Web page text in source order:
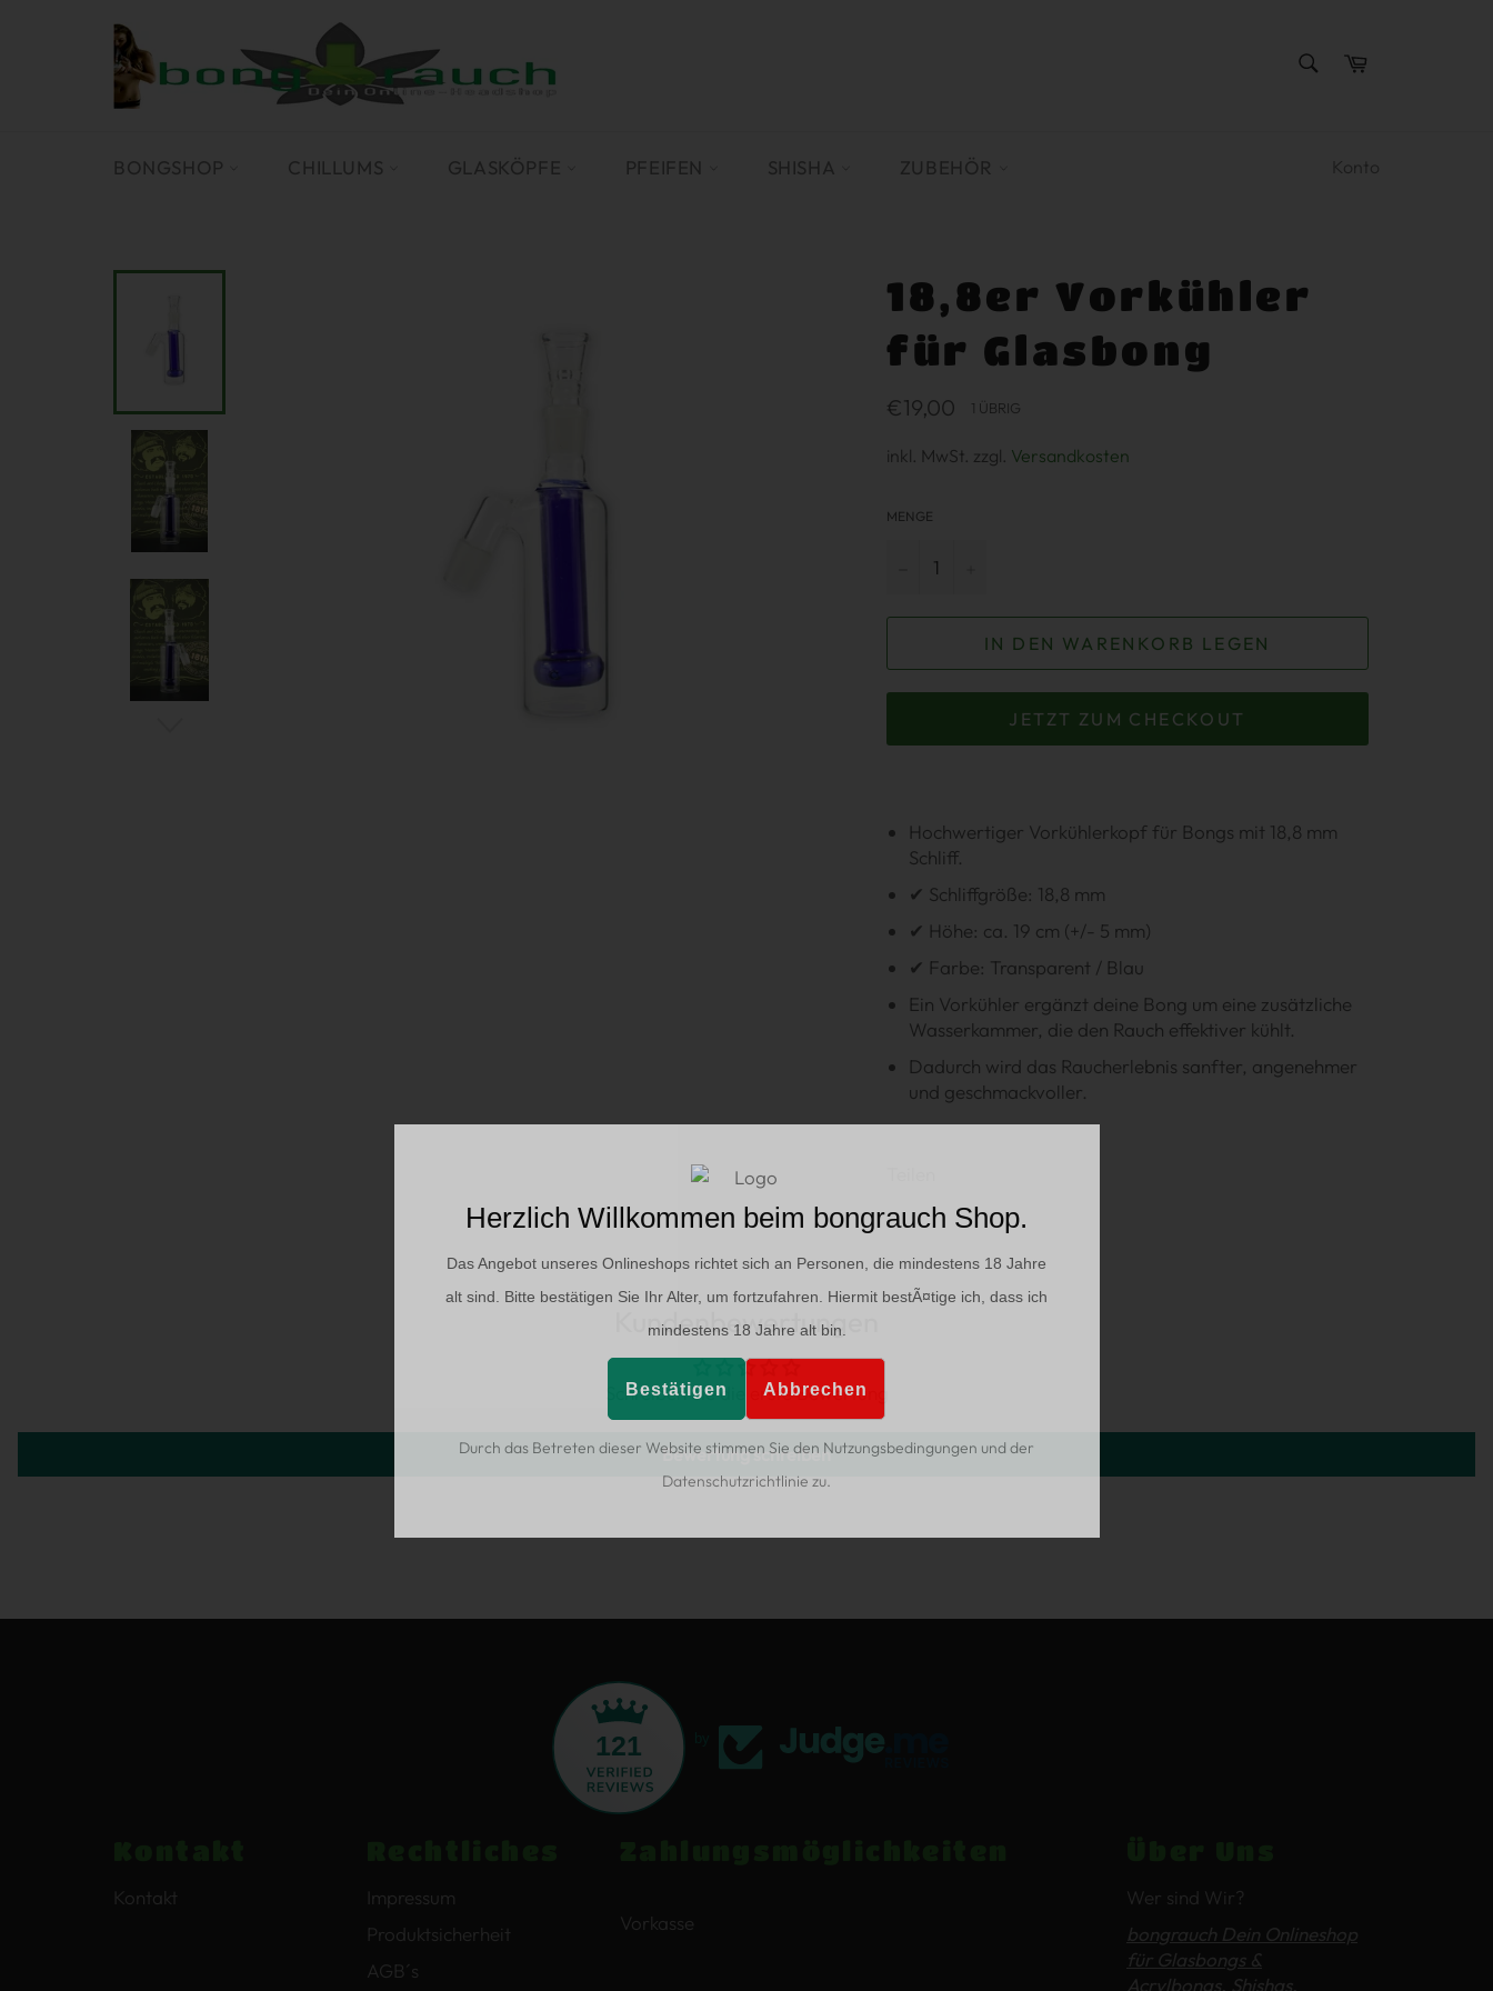
BONGSHOP CHILLUMS GLASKÖPFE PFEIFEN SHISHA ZUBEHÖR Konto
18,8er Vorkühler
für Glasbong
Normaler
Preis
€19,00 1 ÜBRIG
inkl. MwSt. zzgl. Versandkosten
MENGE
IN DEN WARENKORB LEGEN
JETZT ZUM CHECKOUT
Hochwertiger Vorkühlerkopf für Bongs mit 18,8 mm
Schliff.
✔ Schliffgröße: 18,8 mm
✔ Höhe: ca. 19 cm (+/- 5 mm)
✔ Farbe: Transparent / Blau
Ein Vorkühler ergänzt deine Bong um eine zusätzliche
Wasserkammer, die den Rauch effektiver kühlt.
Dadurch wird das Raucherlebnis sanfter, angenehmer
und geschmackvoller.
Kundenbewertungen
Schreiben Sie die erste Bewertung
Bewertung schreiben
121
Kontakt
Impressum
Produktsicherheit
AGB´s
Vorkasse
Wer sind Wir?
bongrauch Dein Onlineshop
für Glasbongs &
Acrylbongs, Shishas,
Herzlich Willkommen beim bongrauch Shop.
Das Angebot unseres Onlineshops richtet sich an Personen, die mindestens 18 Jahre
alt sind. Bitte bestätigen Sie Ihr Alter, um fortzufahren. Hiermit bestÃ¤tige ich, dass ich
mindestens 18 Jahre alt bin.
Bestätigen Abbrechen
Durch das Betreten dieser Website stimmen Sie den Nutzungsbedingungen und der
Datenschutzrichtlinie zu.